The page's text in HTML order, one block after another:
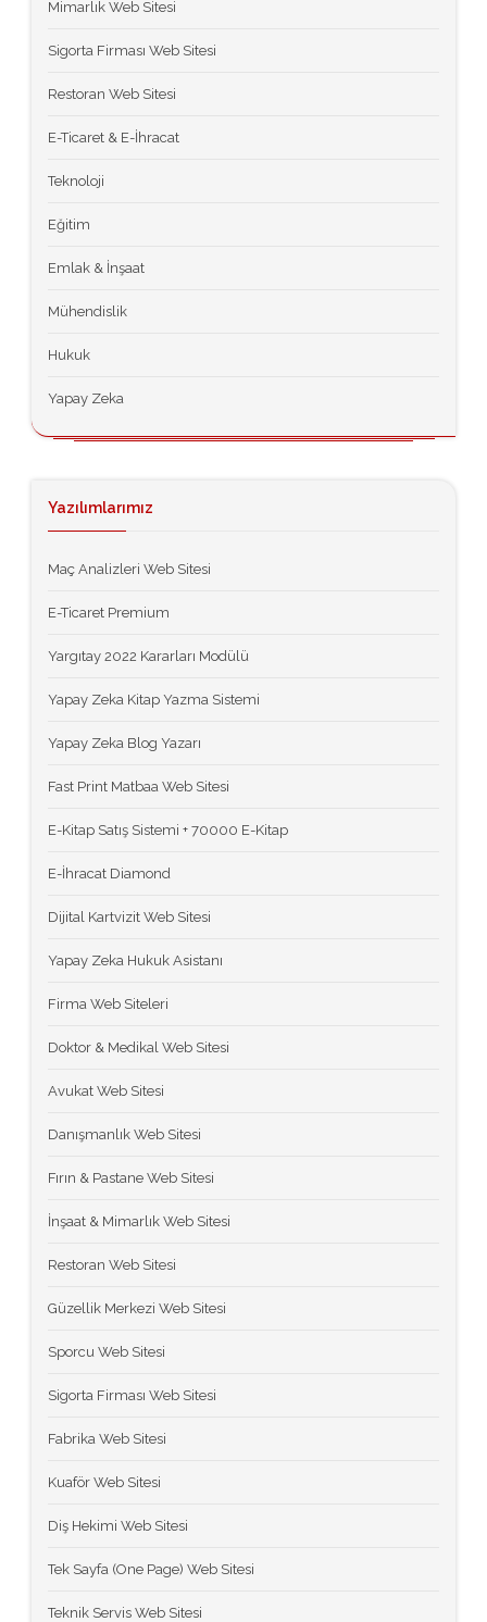
Mimarlık Web Sitesi
Sigorta Firması Web Sitesi
Restoran Web Sitesi
E-Ticaret & E-İhracat
Teknoloji
Eğitim
Emlak & İnşaat
Mühendislik
Hukuk
Yapay Zeka
Yazılımlarımız
Maç Analizleri Web Sitesi
E-Ticaret Premium
Yargıtay 2022 Kararları Modülü
Yapay Zeka Kitap Yazma Sistemi
Yapay Zeka Blog Yazarı
Fast Print Matbaa Web Sitesi
E-Kitap Satış Sistemi + 70000 E-Kitap
E-İhracat Diamond
Dijital Kartvizit Web Sitesi
Yapay Zeka Hukuk Asistanı
Firma Web Siteleri
Doktor & Medikal Web Sitesi
Avukat Web Sitesi
Danışmanlık Web Sitesi
Fırın & Pastane Web Sitesi
İnşaat & Mimarlık Web Sitesi
Restoran Web Sitesi
Güzellik Merkezi Web Sitesi
Sporcu Web Sitesi
Sigorta Firması Web Sitesi
Fabrika Web Sitesi
Kuaför Web Sitesi
Diş Hekimi Web Sitesi
Tek Sayfa (One Page) Web Sitesi
Teknik Servis Web Sitesi